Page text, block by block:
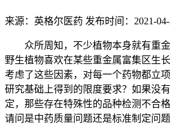
来源：英格尔医药 发布时间：2021-
众所周知，不少植物本身就有重金
野生植物喜欢在某些重金属富集区生
考虑了这些因素，对每一个药物都立
研究基础上得到的限度要求？如果没
定，那些存在特殊性的品种检测不合
请问是中药质量问题还是标准制定问题